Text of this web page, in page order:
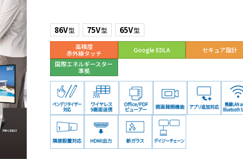
86V型 75V型 65V型
高精度
赤外線タッチ
Google EDLA セキュア設計
国際エネルギースター
準拠